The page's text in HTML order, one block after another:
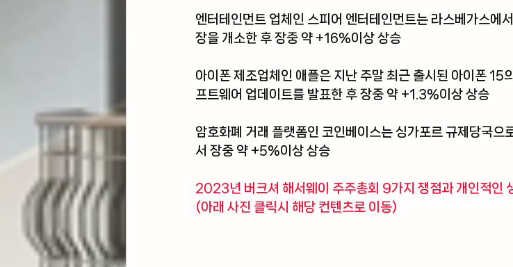
엔터테인먼트 업체인 스피어 엔터테인먼트는 라스베가스에
장을 개소한 후 장중 약 +16%이상 상승
아이폰 제조업체인 애플은 지난 주말 최근 출시된 아이폰 15
프트웨어 업데이트를 발표한 후 장중 약 +1.3%이상 상승
암호화폐 거래 플랫폼인 코인베이스는 싱가포르 규제당국으
서 장중 약 +5%이상 상승
2023년 버크셔 해서웨이 주주총회 9가지 쟁점과 개인적
(아래 사진 클릭시 해당 컨텐츠로 이동)